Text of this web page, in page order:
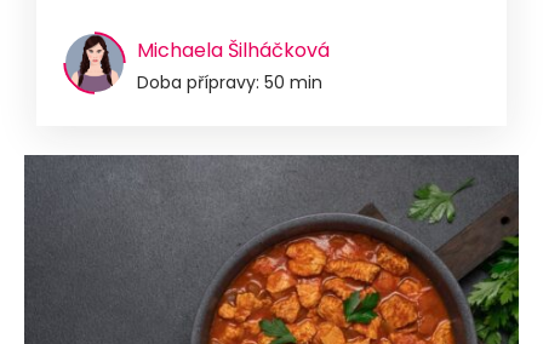
Michaela Šilháčková
Doba přípravy: 50 min